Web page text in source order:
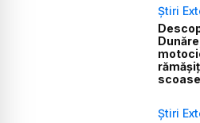
Știri
Știri